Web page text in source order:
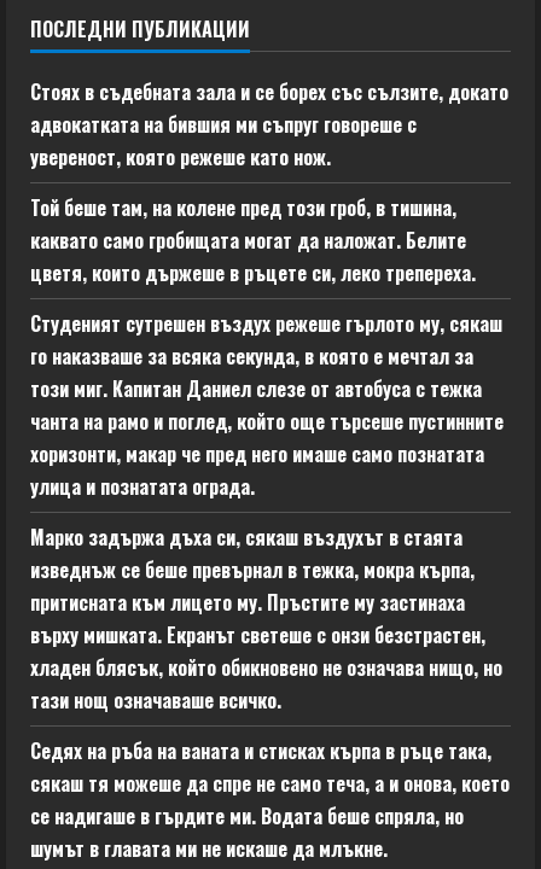
ПОСЛЕДНИ ПУБЛИКАЦИИ
Стоях в съдебната зала и се борех със сълзите, докато
адвокатката на бившия ми съпруг говореше с
увереност, която режеше като нож.
Той беше там, на колене пред този гроб, в тишина,
каквато само гробищата могат да наложат. Белите
цветя, които държеше в ръцете си, леко трепереха.
Студеният сутрешен въздух режеше гърлото му, сякаш
го наказваше за всяка секунда, в която е мечтал за
този миг. Капитан Даниел слезе от автобуса с тежка
чанта на рамо и поглед, който още търсеше пустинните
хоризонти, макар че пред него имаше само познатата
улица и познатата ограда.
Марко задържа дъха си, сякаш въздухът в стаята
изведнъж се беше превърнал в тежка, мокра кърпа,
притисната към лицето му. Пръстите му застинаха
върху мишката. Екранът светеше с онзи безстрастен,
хладен блясък, който обикновено не означава нищо, но
тази нощ означаваше всичко.
Седях на ръба на ваната и стисках кърпа в ръце така,
сякаш тя можеше да спре не само теча, а и онова, което
се надигаше в гърдите ми. Водата беше спряла, но
шумът в главата ми не искаше да млъкне.